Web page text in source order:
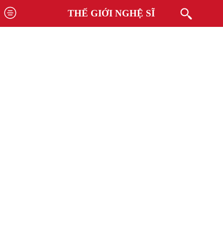
THẾ GIỚI NGHỆ SĨ